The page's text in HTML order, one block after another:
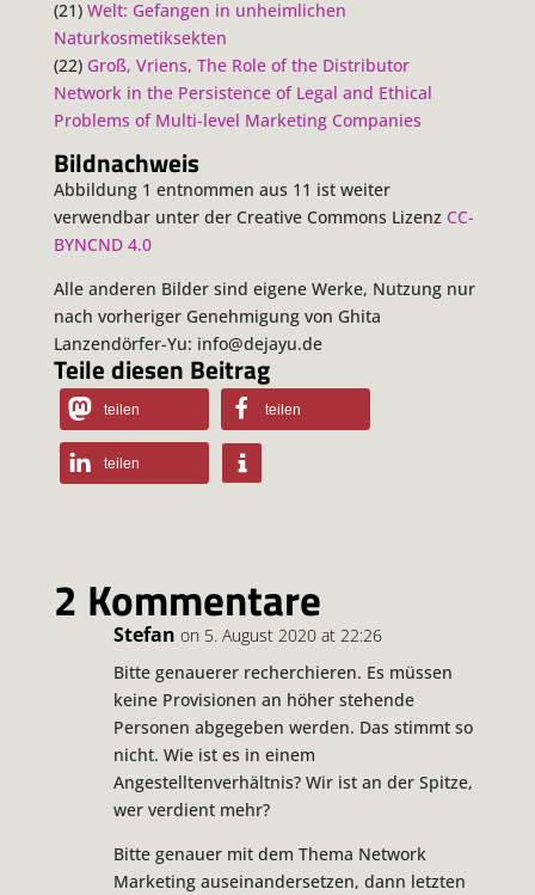
(21) Welt: Gefangen in unheimlichen
Naturkosmetiksekten
(22) Groß, Vriens, The Role of the Distributor
Network in the Persistence of Legal and Ethical
Problems of Multi-level Marketing Companies
Bildnachweis
Abbildung 1 entnommen aus 11 ist weiter
verwendbar unter der Creative Commons Lizenz CC-
BYNCND 4.0
Alle anderen Bilder sind eigene Werke, Nutzung nur
nach vorheriger Genehmigung von Ghita
Lanzendörfer-Yu: info@dejayu.de
Teile diesen Beitrag
teilen teilen
teilen
2 Kommentare
Stefan on 5. August 2020 at 22:26
Bitte genauerer recherchieren. Es müssen
keine Provisionen an höher stehende
Personen abgegeben werden. Das stimmt so
nicht. Wie ist es in einem
Angestelltenverhältnis? Wir ist an der Spitze,
wer verdient mehr?
Bitte genauer mit dem Thema Network
Marketing auseinandersetzen, dann letzten